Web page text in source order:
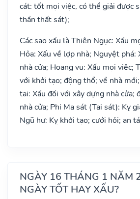
cát: tốt mọi việc, có thể giải được
thần thất sát);
Các sao xấu là Thiên Ngục: Xấu
Hỏa: Xấu về lợp nhà; Nguyệt phá:
nhà cửa; Hoang vu: Xấu mọi việc;
với khởi tạo; động thổ; về nhà
tai: Xấu đối với xây dựng nhà cửa;
nhà cửa; Phi Ma sát (Tai sát): Kỵ
Ngũ hư: Kỵ khởi tạo; cưới hỏi; an
NGÀY 16 THÁNG 1 NĂM
NGÀY TỐT HAY XẤU?